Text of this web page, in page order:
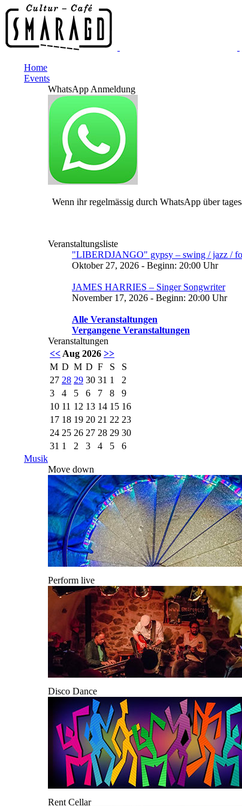
Home
Events
WhatsApp Anmeldung
Wenn ihr regelmässig durch WhatsApp über
Veranstaltungsliste
"LIBERDJANGO" gypsy – swing / jazz /
Oktober 27, 2026 - Beginn: 20:00 Uhr
JAMES HARRIES – Singer Songwriter
November 17, 2026 - Beginn: 20:00 Uhr
Alle Veranstaltungen
Vergangene Veranstaltungen
Veranstaltungen
<< Aug 2026 >>
M D M D F S
S
27 28 29 30 31 1
2
3
4 5 6 7 8
9
10 11 12 13 14 15 16
17 18 19 20 21 22 23
24 25 26 27 28 29 30
31 1 2 3 4 5
6
Musik
Move down
Perform live
Disco Dance
Rent Cellar